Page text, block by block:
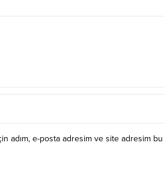
adım, e-posta adresim ve site adresim